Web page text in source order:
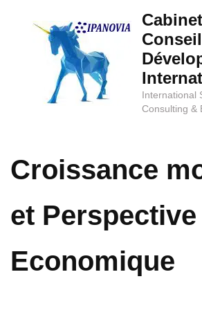
International
Consulting &
Croissance
et Perspective
Economique